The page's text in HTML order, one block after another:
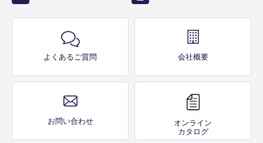
よくあるご質問 会社概要
お問い合わせ
オンライン
カタログ